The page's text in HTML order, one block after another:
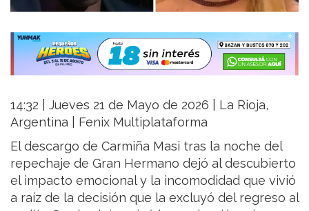
14:32 | Jueves 21 de Mayo de 2026 | La Rioja,
Argentina | Fenix Multiplataforma
El descargo de Carmiña Masi tras la noche del
repechaje de Gran Hermano dejó al descubierto
el impacto emocional y la incomodidad que vivió
a raíz de la decisión que la excluyó del regreso al